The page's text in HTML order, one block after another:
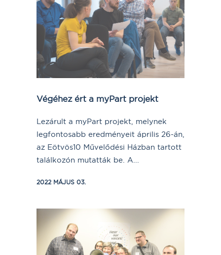
Végéhez ért a myPart projekt
Lezárult a myPart projekt, melynek
legfontosabb eredményeit április 26-án,
az Eötvös10 Művelődési Házban tartott
találkozón mutatták be. A...
2022 MÁJUS 03.